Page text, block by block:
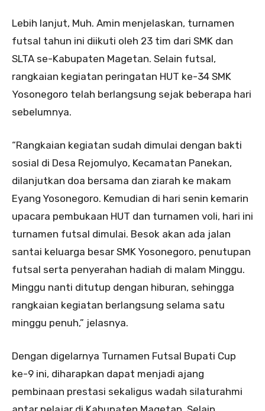
Lebih lanjut, Muh. Amin menjelaskan, turnamen
futsal tahun ini diikuti oleh 23 tim dari SMK dan
SLTA se-Kabupaten Magetan. Selain futsal,
rangkaian kegiatan peringatan HUT ke-34 SMK
Yosonegoro telah berlangsung sejak beberapa hari
sebelumnya.
“Rangkaian kegiatan sudah dimulai dengan bakti
sosial di Desa Rejomulyo, Kecamatan Panekan,
dilanjutkan doa bersama dan ziarah ke makam
Eyang Yosonegoro. Kemudian di hari senin kemarin
upacara pembukaan HUT dan turnamen voli, hari ini
turnamen futsal dimulai. Besok akan ada jalan
santai keluarga besar SMK Yosonegoro, penutupan
futsal serta penyerahan hadiah di malam Minggu.
Minggu nanti ditutup dengan hiburan, sehingga
rangkaian kegiatan berlangsung selama satu
minggu penuh,” jelasnya.
Dengan digelarnya Turnamen Futsal Bupati Cup
ke-9 ini, diharapkan dapat menjadi ajang
pembinaan prestasi sekaligus wadah silaturahmi